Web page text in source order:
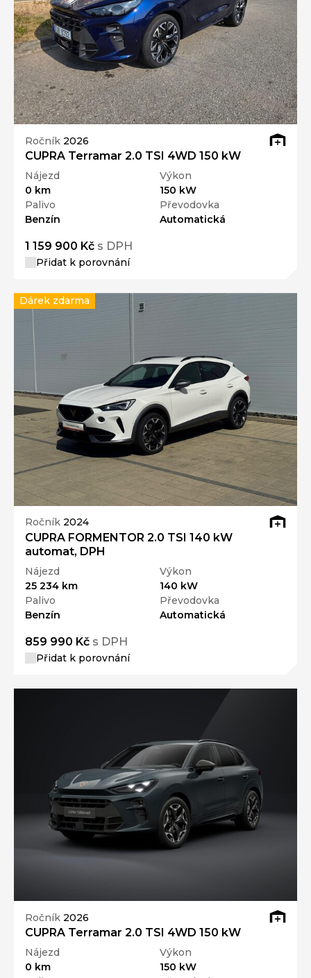
Ročník 2026
CUPRA Terramar 2.0 TSI 4WD 150 kW
Nájezd
0 km
Výkon
150 kW
Palivo
Benzín
Převodovka
Automatická
1 159 900 Kč s DPH
Přidat k porovnání
Ročník 2024
CUPRA FORMENTOR 2.0 TSI 140 kW
automat, DPH
Nájezd
25 234 km
Výkon
140 kW
Palivo
Benzín
Převodovka
Automatická
859 990 Kč s DPH
Přidat k porovnání
Dárek zdarma
Ročník 2026
CUPRA Terramar 2.0 TSI 4WD 150 kW
Nájezd
0 km
Výkon
150 kW